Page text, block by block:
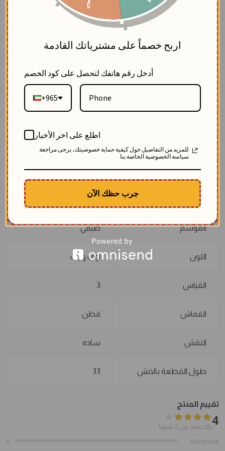
مواصفات
عام
الموسم صيفي
اللون اوف وايت
القياس 3
القماش قطن
النقش ساده
طول القطعة بالانش 33
تقييم المنتج
4بالاعتماد على 2 تقييماً
نجمة واحدة
0
اربح خصماً على مشترياتك القادمة
أدخل رقم هاتفك لتحصل على كود الخصم
+965
اطلع على اخر الأخبار
للمزيد من التفاصيل حول كيفية حماية خصوصيتك، يرجى مراجعة
سياسة الخصوصية الخاصة بنا
جرب حظك الآن